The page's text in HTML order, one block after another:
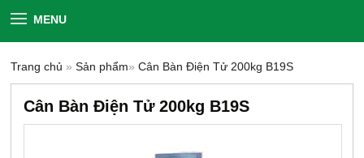
MENU
Trang chủ »Sản phẩm»Cân Bàn Điện Tử 200kg B19S
Cân Bàn Điện Tử 200kg B19S